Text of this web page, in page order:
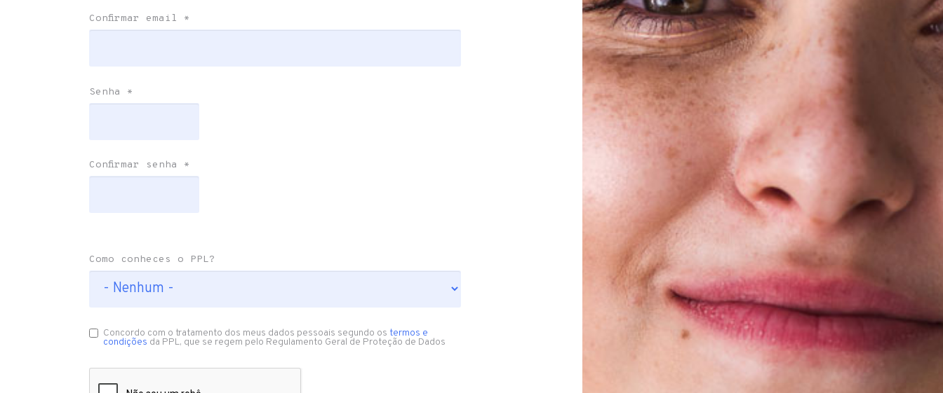
Confirmar email *
Senha *
Confirmar senha *
Como conheces o PPL?
Concordo com o tratamento dos meus dados pessoais segundo os termos e
condições da PPL, que se regem pelo Regulamento Geral de Proteção de Dados